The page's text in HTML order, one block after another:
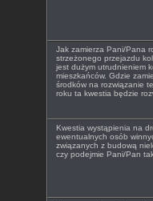
Jak zamierza Pani/Pana
strzeżonego przejazdu
jest dużym utrudnieniem
mieszkańców. Gdzie
środków na rozwiązanie
roku ta kwestia będzie
Kwestia wystąpienia na
ewentualnych osób
związanych z budową
czy podejmie Pani/Pan